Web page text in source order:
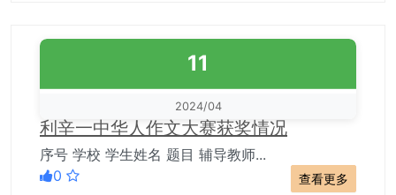
11
2024/04
利辛一中华人作文大赛获奖情况
序号 学校 学生姓名 题目 辅导教师...
0
查看更多